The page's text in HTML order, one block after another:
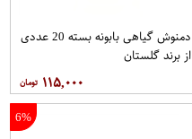
دمنوش گیاهی بابونه بسته 20 عددی
از برند گلستان
۱۱۵,۰۰۰
6%